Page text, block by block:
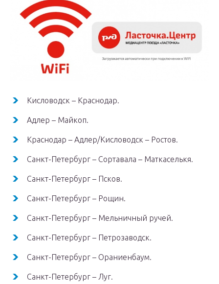
Кисловодск – Краснодар.
Адлер – Майкоп.
Краснодар – Адлер/Кисловодск – Ростов.
Санкт-Петербург – Сортавала – Маткаселькя.
Санкт-Петербург – Псков.
Санкт-Петербург – Рощин.
Санкт-Петербург – Мельничный ручей.
Санкт-Петербург – Петрозаводск.
Санкт-Петербург – Ораниенбаум.
Санкт-Петербург – Луг.